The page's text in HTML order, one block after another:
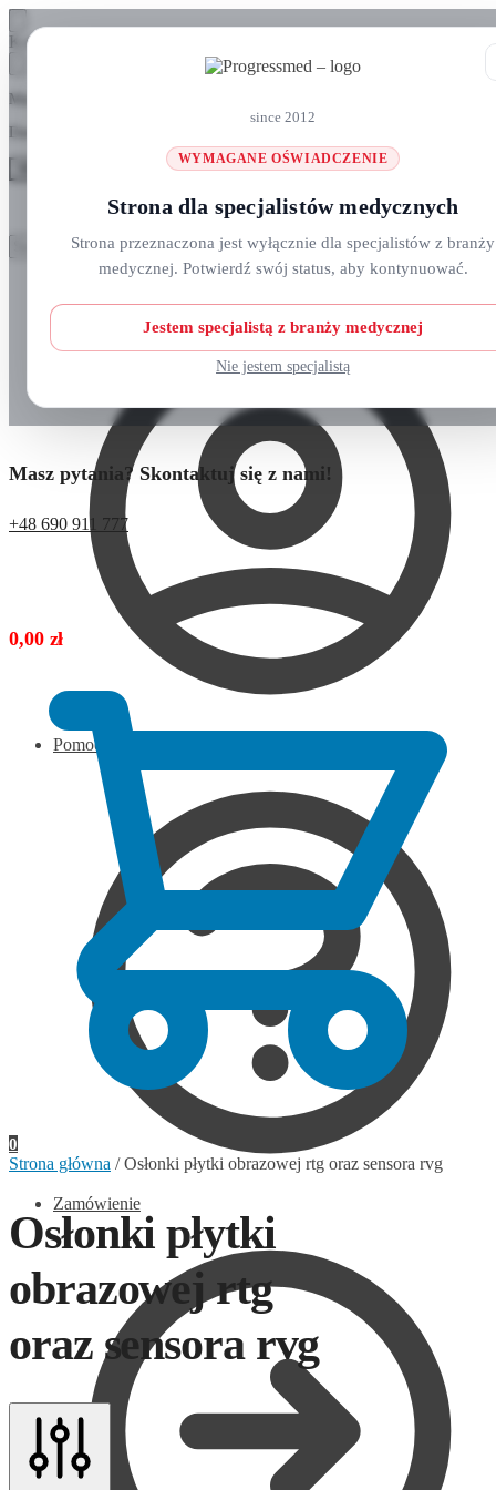
since 2012
WYMAGANE OŚWIADCZENIE
Strona dla specjalistów medycznych
Strona przeznaczona jest wyłącznie dla specjalistów z branży
medycznej. Potwierdź swój status, aby kontynuować.
Jestem specjalistą z branży medycznej
Nie jestem specjalistą
Skip
navigation
Skip
content
Koszyk
Masz pytania? Zadzwoń do nas: +48 690 911 777
Szukaj
Pomoc
Zamówienie
Szukaj
O nas
Kursy i wydarzenia
Masz pytania? Skontaktuj się z nami!
+48 690 911 777
0,00 zł
0
Strona główna /Osłonki płytki obrazowej rtg oraz sensora rvg
Osłonki płytki
obrazowej rtg
oraz sensora rvg